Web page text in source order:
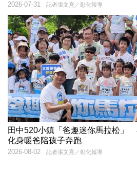
記者張文熹／彰化報導
2026-07-31
田中520小鎮「爸趣迷你馬拉松」
化身暖爸陪孩子奔跑
記者張文熹／彰化報導
2026-08-02